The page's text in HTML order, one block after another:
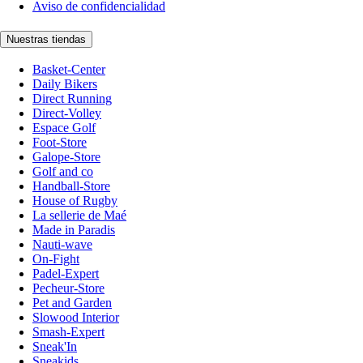
Aviso de confidencialidad
Nuestras tiendas
Basket-Center
Daily Bikers
Direct Running
Direct-Volley
Espace Golf
Foot-Store
Galope-Store
Golf and co
Handball-Store
House of Rugby
La sellerie de Maé
Made in Paradis
Nauti-wave
On-Fight
Padel-Expert
Pecheur-Store
Pet and Garden
Slowood Interior
Smash-Expert
Sneak'In